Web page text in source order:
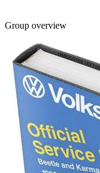
Group overview